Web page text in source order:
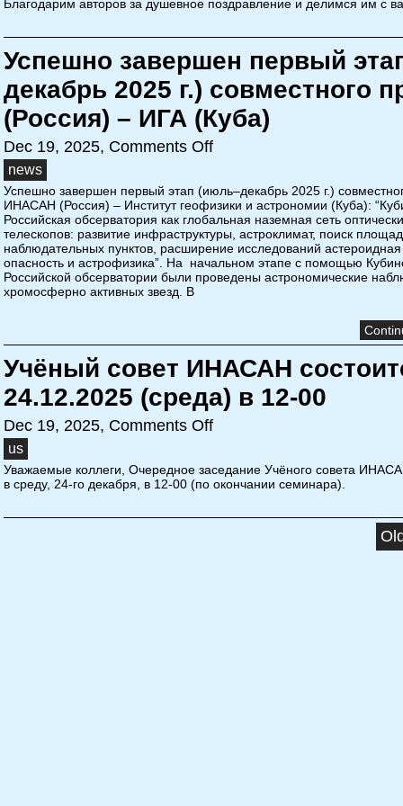
Благодарим авторов за душевное поздравление и делимся им с
Успешно завершен первый
декабрь 2025 г.) совместного
(Россия) – ИГА (Куба)
Dec 19, 2025, Comments Off
news
Успешно завершен первый этап (июль–декабрь 2025 г.)
ИНАСАН (Россия) – Институт геофизики и астрономии (Куба):
Российская обсерватория как глобальная наземная сеть
телескопов: развитие инфраструктуры, астроклимат, поиск
наблюдательных пунктов, расширение исследований
опасность и астрофизика”. На начальном этапе с помощью
Российской обсерватории были проведены астрономические
хромосферно активных звезд. В
Учёный совет ИНАСАН
24.12.2025 (среда) в 12-00
Dec 19, 2025, Comments Off
us
Уважаемые коллеги, Очередное заседание Учёного совета
в среду, 24-го декабря, в 12-00 (по окончании семинара).